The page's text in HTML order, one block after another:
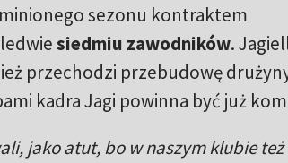
sezonu kontraktem
siedmiu zawodników.
przechodzi przebudowę
kadra Jagi powinna być już
jako atut, bo w naszym klubie